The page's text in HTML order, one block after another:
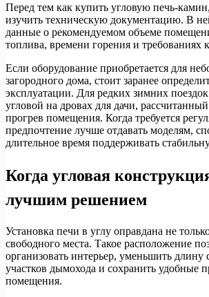
Перед тем как купить угловую печь-
изучить техническую документацию. В
данные о рекомендуемом объеме
топлива, времени горения и требованиях
Если оборудование приобретается для
загородного дома, стоит заранее
эксплуатации. Для редких зимних
угловой на дровах для дачи,
прогрев помещения. Когда требуется
предпочтение лучше отдавать моделям,
длительное время поддерживать
Когда угловая
лучшим решением
Установка печи в углу оправдана не
свободного места. Такое расположение
организовать интерьер, уменьшить длину
участков дымохода и сохранить удобные
помещения.